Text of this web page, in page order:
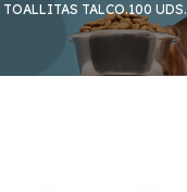
TOALLITAS TALCO.100 UDS.